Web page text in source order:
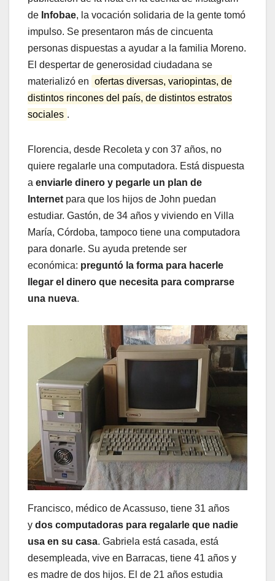
de Infobae, la vocación solidaria de la gente tomó
impulso. Se presentaron más de cincuenta
personas dispuestas a ayudar a la familia Moreno.
El despertar de generosidad ciudadana se
materializó en ofertas diversas, variopintas, de
distintos rincones del país, de distintos estratos
sociales .
Florencia, desde Recoleta y con 37 años, no
quiere regalarle una computadora. Está dispuesta
a enviarle dinero y pegarle un plan de
Internet para que los hijos de John puedan
estudiar. Gastón, de 34 años y viviendo en Villa
María, Córdoba, tampoco tiene una computadora
para donarle. Su ayuda pretende ser
económica: preguntó la forma para hacerle
llegar el dinero que necesita para comprarse
una nueva.
Francisco, médico de Acassuso, tiene 31 años
y dos computadoras para regalarle que nadie
usa en su casa. Gabriela está casada, está
desempleada, vive en Barracas, tiene 41 años y
es madre de dos hijos. El de 21 años estudia